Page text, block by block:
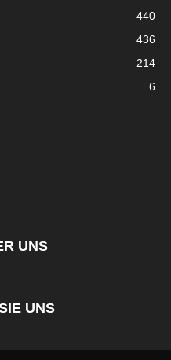
440
436
214
6
UNS
UNS